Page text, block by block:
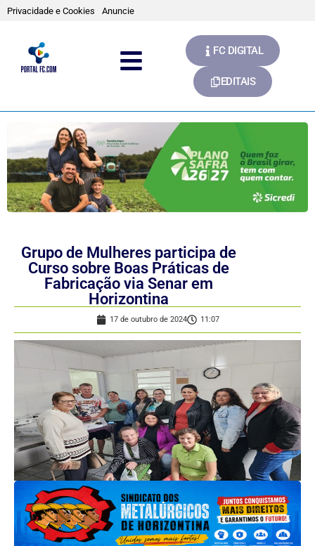
Privacidade e Cookies Anuncie
FC DIGITAL
EDITAIS
Grupo de Mulheres participa de
Curso sobre Boas Práticas de
Fabricação via Senar em
Horizontina
17 de outubro de 2024 11:07